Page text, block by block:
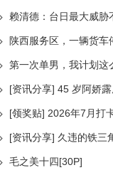
第一次单男，我计划这
毛之美十四[30P]